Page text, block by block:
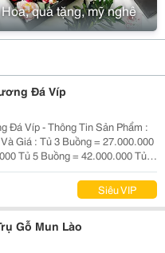
Hoa, quà tặng, mỹ nghệ
Đá Víp
Đá Víp - Thông Tin Sản Phẩm :
Giá : Tủ 3 Buồng = 27.000.000
Tủ 5 Buồng = 42.000.000 Tủ 6
Bán Đã Bao Gồm Sơn Pu Hoặc
≫≫≫ Lợi Ích Khi Mua
Siêu VIP
Gỗ Mun Lào